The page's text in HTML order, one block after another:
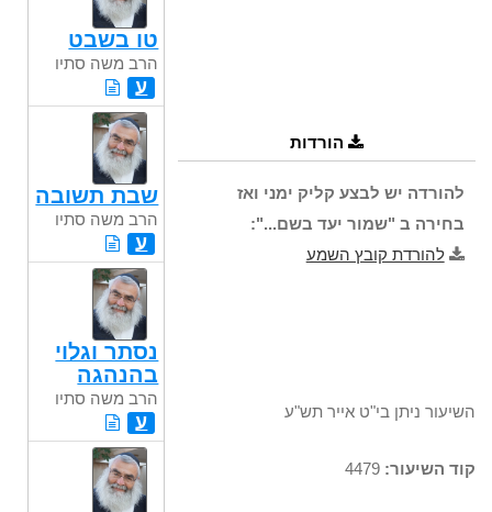
הורדות
להורדה יש לבצע קליק ימני ואז
בחירה ב "שמור יעד בשם...":
להורדת קובץ השמע
השיעור ניתן בי"ט אייר תש"ע
קוד השיעור:
טו בשבט
הרב משה סתיו
ע
שבת תשובה
הרב משה סתיו
ע
נסתר וגלוי
בהנהגה
הרב משה סתיו
ע